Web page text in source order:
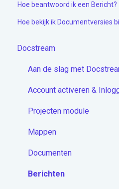
Hoe beantwoord ik een Bericht?
Hoe bekijk ik Documentversies
Docstream
Aan de slag met
Account activeren &
Projecten module
Mappen
Documenten
Berichten